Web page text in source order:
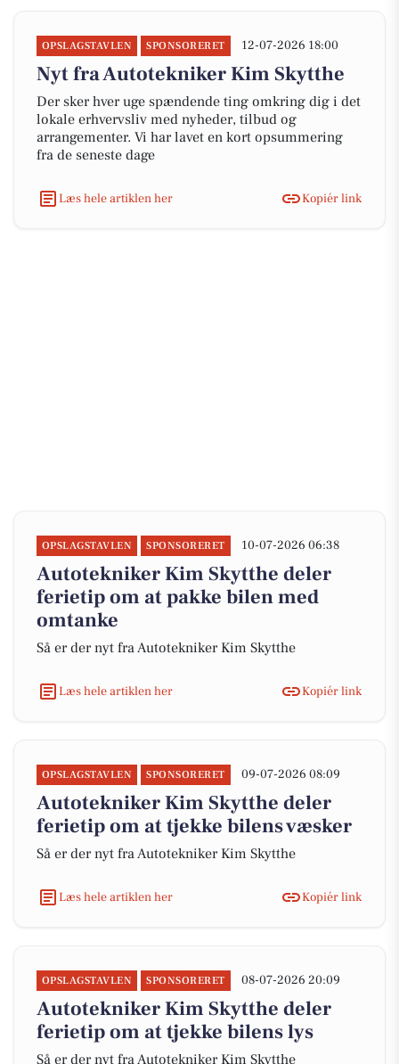
OPSLAGSTAVLEN SPONSORERET 12-07-2026 18:00
Nyt fra Autotekniker Kim Skytthe
Der sker hver uge spændende ting omkring dig i det
lokale erhvervsliv med nyheder, tilbud og
arrangementer. Vi har lavet en kort opsummering
fra de seneste dage
Læs hele artiklen her Kopiér link
OPSLAGSTAVLEN SPONSORERET 10-07-2026 06:38
Autotekniker Kim Skytthe deler
ferietip om at pakke bilen med
omtanke
Så er der nyt fra Autotekniker Kim Skytthe
Læs hele artiklen her Kopiér link
OPSLAGSTAVLEN SPONSORERET 09-07-2026 08:09
Autotekniker Kim Skytthe deler
ferietip om at tjekke bilens væsker
Så er der nyt fra Autotekniker Kim Skytthe
Læs hele artiklen her Kopiér link
OPSLAGSTAVLEN SPONSORERET 08-07-2026 20:09
Autotekniker Kim Skytthe deler
ferietip om at tjekke bilens lys
Så er der nyt fra Autotekniker Kim Skytthe